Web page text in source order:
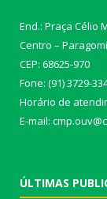
End.: Praça Célio
Centro –
CEP: 68625-970
Fone: (91) 3729-
Horário de
E-mail:
ÚLTIMAS